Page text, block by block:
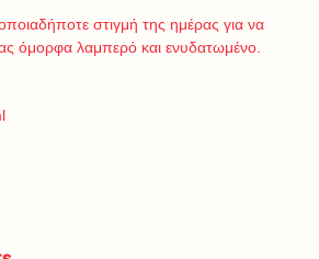
στιγμή της ημέρας για να
όμορφα λαμπερό και ενυδατωμένο.